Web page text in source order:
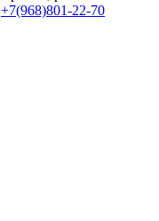
+7(968)801-22-70